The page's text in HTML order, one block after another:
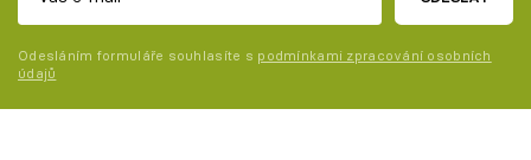
Odesláním formuláře souhlasíte s podmínkami zpracování osobních
údajů